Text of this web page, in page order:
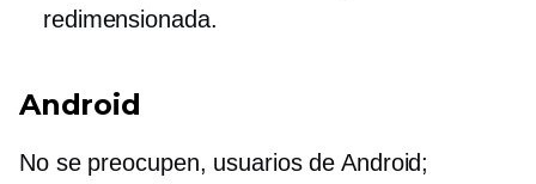
redimensionada.
Android
No se preocupen, usuarios de Android;